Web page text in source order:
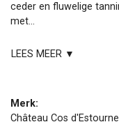
ceder en fluwelige
met...
LEES MEER ▼
Merk:
Château Cos d'Estournel